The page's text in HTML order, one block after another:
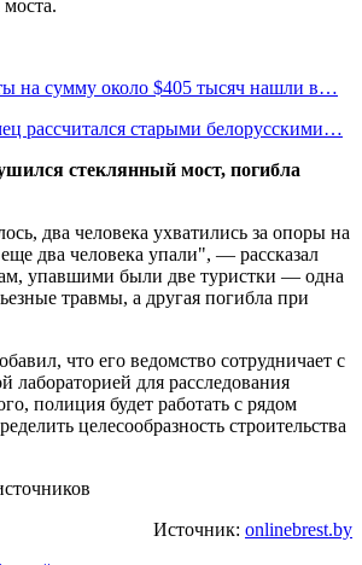
на сумму около $405 тысяч нашли в…
рассчитался старыми белорусскими…
два человека ухватились за опоры на
два человека упали", — рассказал
упавшими были две туристки — одна
травмы, а другая погибла при
что его ведомство сотрудничает с
лабораторией для расследования
полиция будет работать с рядом
целесообразность строительства
Источник: onlinebrest.by